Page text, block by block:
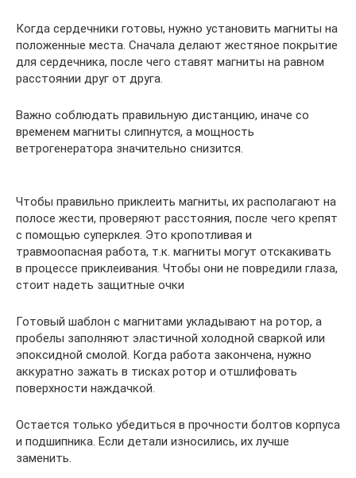
Когда сердечники готовы, нужно установить магниты на
положенные места. Сначала делают жестяное покрытие
для сердечника, после чего ставят магниты на равном
расстоянии друг от друга.
Важно соблюдать правильную дистанцию, иначе со
временем магниты слипнутся, а мощность
ветрогенератора значительно снизится.
Чтобы правильно приклеить магниты, их располагают на
полосе жести, проверяют расстояния, после чего крепят
с помощью суперклея. Это кропотливая и
травмоопасная работа, т.к. магниты могут отскакивать
в процессе приклеивания. Чтобы они не повредили глаза,
стоит надеть защитные очки
Готовый шаблон с магнитами укладывают на ротор, а
пробелы заполняют эластичной холодной сваркой или
эпоксидной смолой. Когда работа закончена, нужно
аккуратно зажать в тисках ротор и отшлифовать
поверхности наждачкой.
Остается только убедиться в прочности болтов корпуса
и подшипника. Если детали износились, их лучше
заменить.